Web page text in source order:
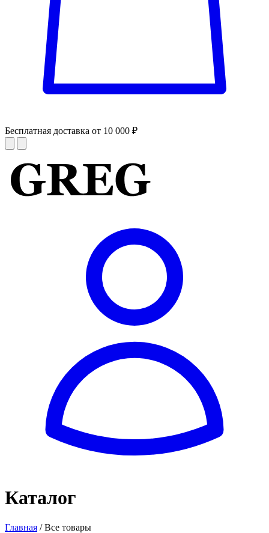
Бесплатная доставка от 10 000 ₽
Каталог
Главная / Все товары